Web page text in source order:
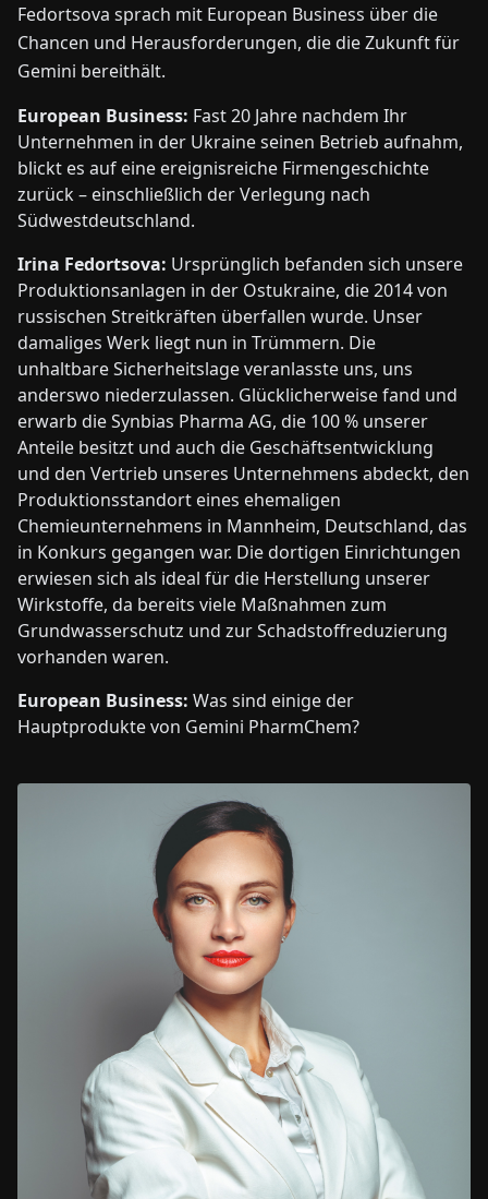
Fedortsova sprach mit European Business über die
Chancen und Herausforderungen, die die Zukunft für
Gemini bereithält.
European Business: Fast 20 Jahre nachdem Ihr
Unternehmen in der Ukraine seinen Betrieb aufnahm,
blickt es auf eine ereignisreiche Firmengeschichte
zurück – einschließlich der Verlegung nach
Südwestdeutschland.
Irina Fedortsova: Ursprünglich befanden sich unsere
Produktionsanlagen in der Ostukraine, die 2014 von
russischen Streitkräften überfallen wurde. Unser
damaliges Werk liegt nun in Trümmern. Die
unhaltbare Sicherheitslage veranlasste uns, uns
anderswo niederzulassen. Glücklicherweise fand und
erwarb die Synbias Pharma AG, die 100 % unserer
Anteile besitzt und auch die Geschäftsentwicklung
und den Vertrieb unseres Unternehmens abdeckt, den
Produktionsstandort eines ehemaligen
Chemieunternehmens in Mannheim, Deutschland, das
in Konkurs gegangen war. Die dortigen Einrichtungen
erwiesen sich als ideal für die Herstellung unserer
Wirkstoffe, da bereits viele Maßnahmen zum
Grundwasserschutz und zur Schadstoffreduzierung
vorhanden waren.
European Business: Was sind einige der
Hauptprodukte von Gemini PharmChem?